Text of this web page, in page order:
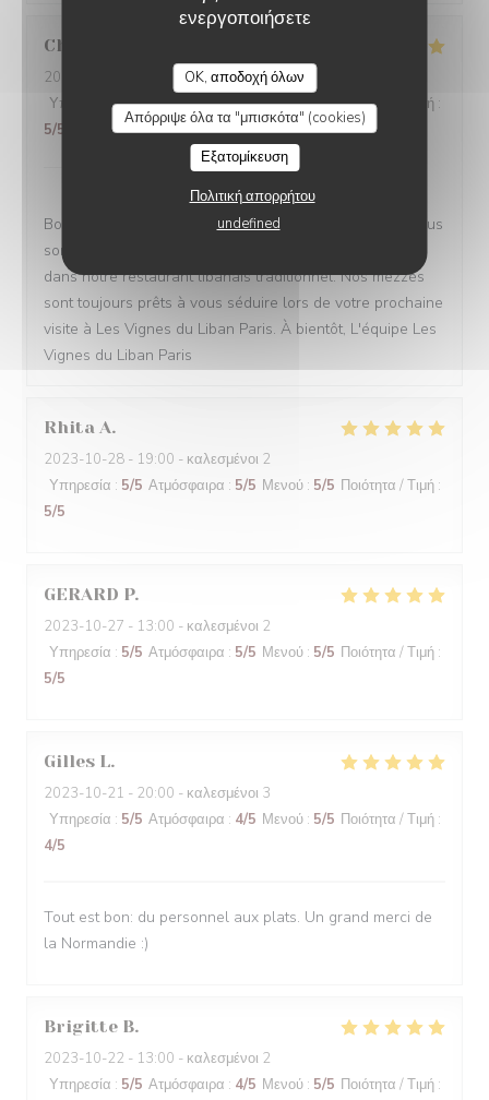
ενεργοποιήσετε
OK, αποδοχή όλων
Απόρριψε όλα τα "μπισκότα" (cookies)
Εξατομίκευση
Πολιτική απορρήτου
undefined
Christina
2024-11-10
- 13:00 - καλεσμένοι 4
Υπηρεσία :5/5 Ατμόσφαιρα:5/5 Μενού:5/5 Ποιότητα / Τιμή :
5/5
Les Vignes du Liban Paris απάντησε σε αυτή την
Bonjour Christina, Merci beaucoup pour vos étoiles ! Nous
sommes ravis que vous ayez apprécié votre passage
dans notre restaurant libanais traditionnel. Nos mezzés
sont toujours prêts à vous séduire lors de votre prochaine
visite à Les Vignes du Liban Paris. À bientôt, L'équipe Les
Vignes du Liban Paris
Rhita A
2023-10-28 - 19:00 - καλεσμένοι 2
Υπηρεσία : 5/5 Ατμόσφαιρα : 5/5 Μενού : 5/5 Ποιότητα / Τιμή :
5/5
GERARD P
2023-10-27 - 13:00 - καλεσμένοι 2
Υπηρεσία : 5/5 Ατμόσφαιρα : 5/5 Μενού : 5/5 Ποιότητα / Τιμή :
5/5
Gilles L
2023-10-21 - 20:00 - καλεσμένοι 3
Υπηρεσία : 5/5 Ατμόσφαιρα : 4/5 Μενού : 5/5 Ποιότητα / Τιμή :
4/5
Tout est bon: du personnel aux plats. Un grand merci de
la Normandie :)
Brigitte B
2023-10-22 - 13:00 - καλεσμένοι 2
Υπηρεσία : 5/5 Ατμόσφαιρα : 4/5 Μενού : 5/5 Ποιότητα / Τιμή :